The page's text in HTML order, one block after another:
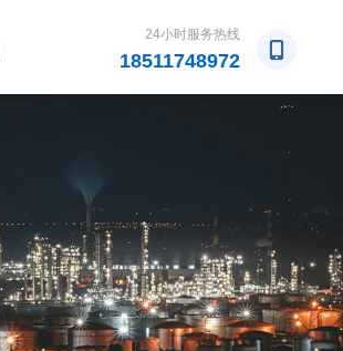
24小时服务热线
18511748972